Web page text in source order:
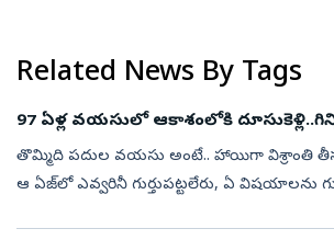
Related News By Tags
97 ఏళ్ల వయసులో ఆకాశంలోకి
తొమ్మిది పదుల వయసు అంటే.. హాయిగా విశ్రాంతి
ఆ ఏజ్‌లో ఎవ్వరినీ గుర్తుపట్టలేరు, ఏ విషయాలను